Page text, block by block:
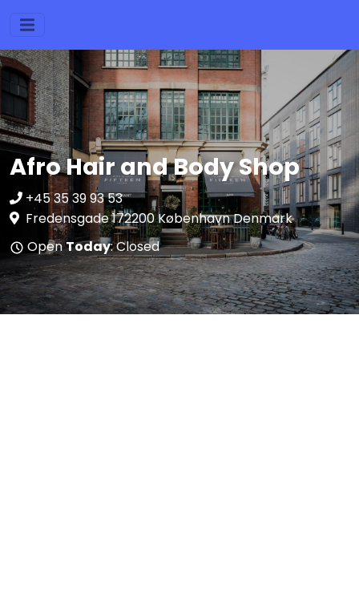
Afro Hair and Body Shop
+45 35 39 93 53
Fredensgade 172200 København Denmark
OpenToday: Closed